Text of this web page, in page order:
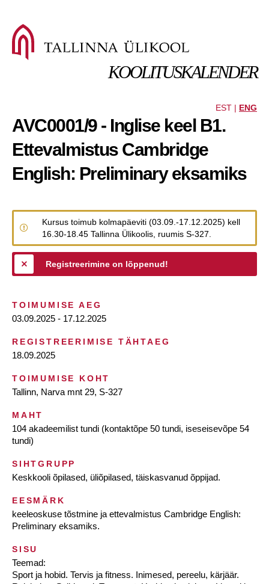
KOOLITUSKALENDER
EST | ENG
AVC0001/9 - Inglise keel B1.
Ettevalmistus Cambridge
English: Preliminary eksamiks
Kursus toimub kolmapäeviti (03.09.-17.12.2025) kell
16.30-18.45 Tallinna Ülikoolis, ruumis S-327.
Registreerimine on lõppenud!
TOIMUMISE AEG
03.09.2025 - 17.12.2025
REGISTREERIMISE TÄHTAEG
18.09.2025
TOIMUMISE KOHT
Tallinn, Narva mnt 29, S-327
MAHT
104 akadeemilist tundi (kontaktõpe 50 tundi, iseseisevõpe 54
tundi)
SIHTGRUPP
Keskkooli õpilased, üliõpilased, täiskasvanud õppijad.
EESMÄRK
keeleoskuse tõstmine ja ettevalmistus Cambridge English:
Preliminary eksamiks.
SISU
Teemad:
Sport ja hobid. Tervis ja fitness. Inimesed, pereelu, kärjäär.